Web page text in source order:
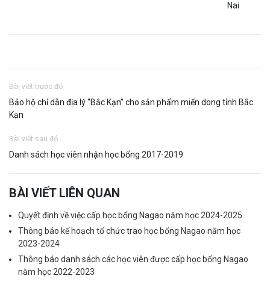
Nai
Bài viết trước đó
Bảo hộ chỉ dẫn địa lý “Bắc Kạn” cho sản phẩm miến dong tỉnh Bắc
Kạn
Bài viết sau đó
Danh sách học viên nhận học bổng 2017-2019
BÀI VIẾT LIÊN QUAN
Quyết định về việc cấp học bổng Nagao năm học 2024-2025
Thông báo kế hoạch tổ chức trao học bổng Nagao năm học
2023-2024
Thông báo danh sách các học viên được cấp học bổng Nagao
năm học 2022-2023